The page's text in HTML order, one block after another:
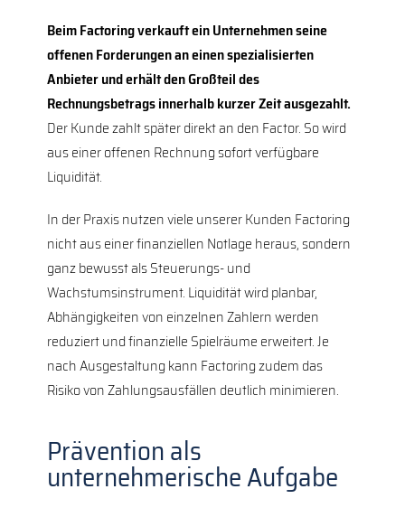
Beim Factoring verkauft ein Unternehmen seine
offenen Forderungen an einen spezialisierten
Anbieter und erhält den Großteil des
Rechnungsbetrags innerhalb kurzer Zeit ausgezahlt.
Der Kunde zahlt später direkt an den Factor. So wird
aus einer offenen Rechnung sofort verfügbare
Liquidität.
In der Praxis nutzen viele unserer Kunden Factoring
nicht aus einer finanziellen Notlage heraus, sondern
ganz bewusst als Steuerungs- und
Wachstumsinstrument. Liquidität wird planbar,
Abhängigkeiten von einzelnen Zahlern werden
reduziert und finanzielle Spielräume erweitert. Je
nach Ausgestaltung kann Factoring zudem das
Risiko von Zahlungsausfällen deutlich minimieren.
Prävention als
unternehmerische Aufgabe